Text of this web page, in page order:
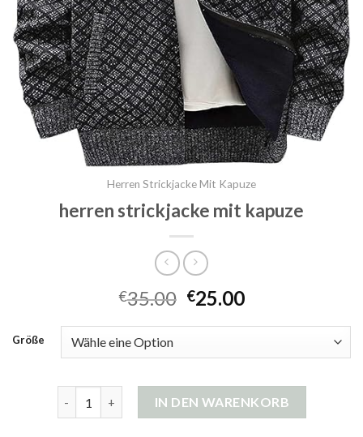
Herren Strickjacke Mit Kapuze
herren strickjacke mit kapuze
€35.00 €25.00
Größe
IN DEN WARENKORB